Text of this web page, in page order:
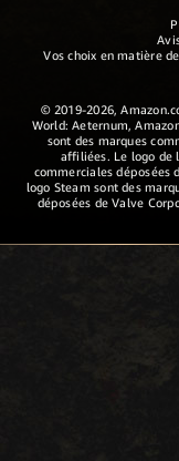
Vos choix en matière
© 2019-2026,
World: Aeternum,
sont des marques
affiliées. Le logo de
commerciales déposées
logo Steam sont des
déposées de Valve